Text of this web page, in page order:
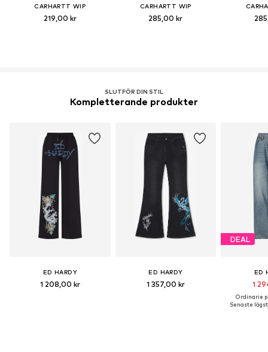
CARHARTT WIP
219,00 kr
CARHARTT WIP
285,00 kr
SLUTFÖR DIN STIL
Kompletterande produkter
ED HARDY
1 208,00 kr
ED HARDY
1 357,00 kr
DEAL
ED
1
Ordinarie
Senaste